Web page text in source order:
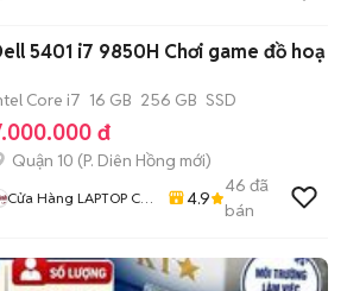
5401 i7 9850H Chơi game đồ hoạ
Core i7 16 GB 256 GB SSD
đ
Quận 10 (P. Diên Hồng mới)
Cửa Hàng LAPTOP Cũ
4.9
46 đã
bán